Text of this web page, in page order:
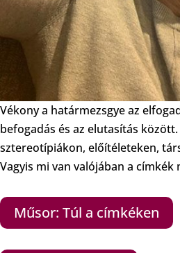
Vékony a határmezsgye az
befogadás és az elutasítás
sztereotípiákon, előítéleteken,
Vagyis mi van valójában a címkék
Műsor: Túl a címkéken